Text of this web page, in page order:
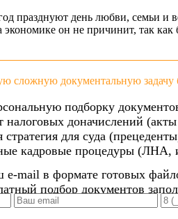
празднуют день любви, семьи и
экономике он не причинит, так
сложную документальную задачу
подборку
налоговых доначислений
для суда
кадровые процедуры (ЛНА,
mail в формате готовых
подбор документов